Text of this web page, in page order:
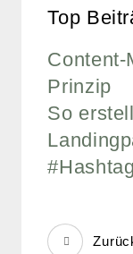
Top
Content-
Prinzip
So